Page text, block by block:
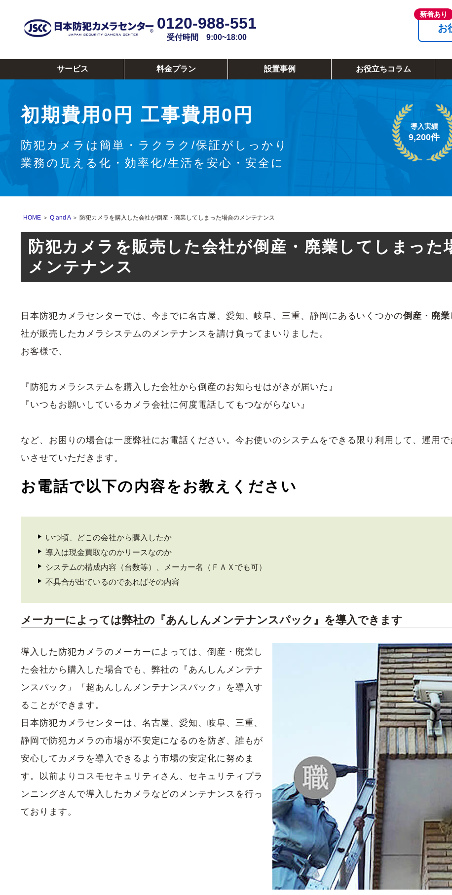
0120-988-551
受付時間 9:00~18:00
お
サービス 料金プラン 設置事例 お役立ちコラム
初期費用0円 工事費用0円
防犯カメラは簡単・ラクラク/保証がしっかり
業務の見える化・効率化/生活を安心・安全に
導入実績
9,200件
HOME ＞ Q and A＞ 防犯カメラを購入した会社が倒産・廃業してしまった場合のメンテナンス
防犯カメラを販売した会社が倒産・廃業してしまった
メンテナンス
日本防犯カメラセンターでは、今までに名古屋、愛知、岐阜、三重、静岡にあるいくつかの倒産 ・ 廃業
社が販売したカメラシステムのメンテナンスを請け負ってまいりました。
お客様で、
『防犯カメラシステムを購入した会社から倒産のお知らせはがきが届いた』
『いつもお願いしているカメラ会社に何度電話してもつながらない』
など、お困りの場合は一度弊社にお電話ください。今お使いのシステムをできる限り利用して、運用
いさせていただきます。
お電話で以下の内容をお教えください
いつ頃、どこの会社から購入したか
導入は現金買取なのかリースなのか
システムの構成内容（台数等）、メーカー名（ＦＡＸでも可）
不具合が出ているのであればその内容
メーカーによっては弊社の『あんしんメンテナンスパック』を導入できます
導入した防犯カメラのメーカーによっては、倒産・廃業し
た会社から購入した場合でも、弊社の『あんしんメンテナ
ンスパック』『超あんしんメンテナンスパック』を導入す
ることができます。
日本防犯カメラセンターは、名古屋、愛知、岐阜、三重、
静岡で防犯カメラの市場が不安定になるのを防ぎ、誰もが
安心してカメラを導入できるよう市場の安定化に努めま
す。以前よりコスモセキュリティさん、セキュリティプラ
ンニングさんで導入したカメラなどのメンテナンスを行っ
ております。